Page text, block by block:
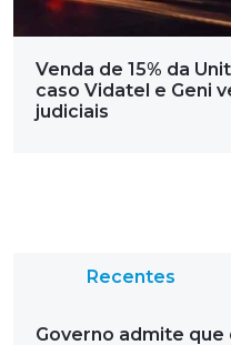
Venda de 15% da
caso Vidatel e Geni
judiciais
Recentes
Governo admite